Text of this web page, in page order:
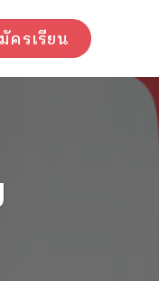
ครเรียน